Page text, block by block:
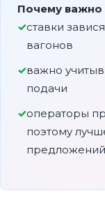
Почему важно
ставки
вагонов
важно
подачи
операторы
поэтому
предложений